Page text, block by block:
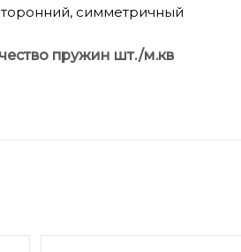
симметричный
пружин шт./м.кв